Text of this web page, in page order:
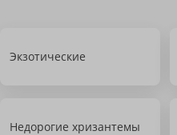
Экзотические
Недорогие хризантемы